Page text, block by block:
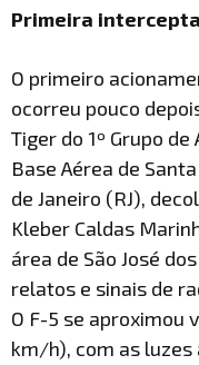
Primeira
O primeiro
ocorreu pouco
Tiger do 1º Grupo
Base Aérea de
de Janeiro (RJ),
Kleber Caldas
área de São José
relatos e sinais de
O F-5 se aproximou
km/h), com as luzes